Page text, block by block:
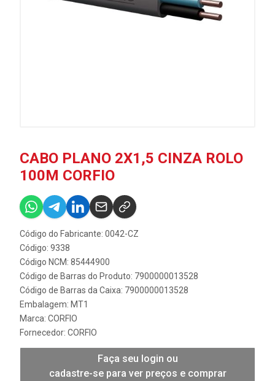
CABO PLANO 2X1,5 CINZA ROLO
100M CORFIO
Código do Fabricante: 0042-CZ
Código: 9338
Código NCM: 85444900
Código de Barras do Produto: 7900000013528
Código de Barras da Caixa: 7900000013528
Embalagem: MT1
Marca: CORFIO
Fornecedor: CORFIO
Faça seu login ou
cadastre-se para ver preços e comprar